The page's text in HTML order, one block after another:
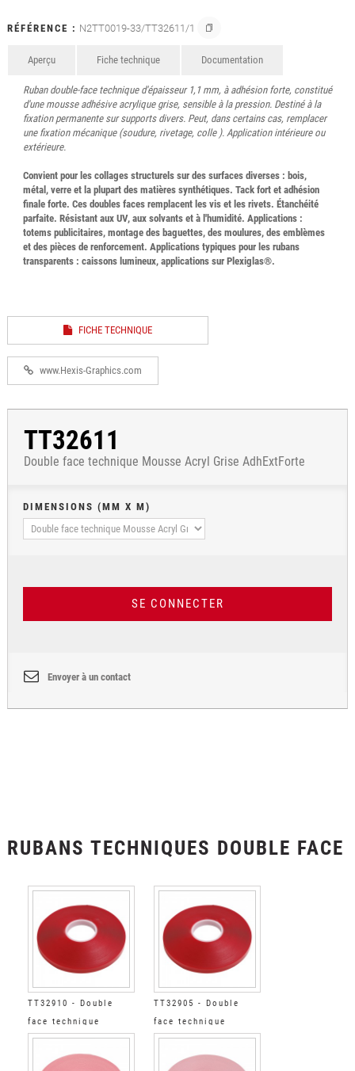
RÉFÉRENCE : N2TT0019-33/TT32611/1
Aperçu Fiche technique Documentation
Ruban double-face technique d'épaisseur 1,1 mm, à adhésion forte, constitué
d'une mousse adhésive acrylique grise, sensible à la pression. Destiné à la
fixation permanente sur supports divers. Peut, dans certains cas, remplacer
une fixation mécanique (soudure, rivetage, colle ). Application intérieure ou
extérieure.
Convient pour les collages structurels sur des surfaces diverses : bois,
métal, verre et la plupart des matières synthétiques. Tack fort et adhésion
finale forte. Ces doubles faces remplacent les vis et les rivets. Étanchéité
parfaite. Résistant aux UV, aux solvants et à l'humidité. Applications :
totems publicitaires, montage des baguettes, des moulures, des emblèmes
et des pièces de renforcement. Applications typiques pour les rubans
transparents : caissons lumineux, applications sur Plexiglas®.
FICHE TECHNIQUE
www.Hexis-Graphics.com
TT32611
Double face technique Mousse Acryl Grise AdhExtForte
DIMENSIONS (MM X M)
SE CONNECTER
Envoyer à un contact
RUBANS TECHNIQUES DOUBLE FACE
TT32910 - Double
face technique
Mousse Acryl Trans
AdhTrèsFort
TT32905 - Double
face technique
Mousse Acryl Trans
AdhFort